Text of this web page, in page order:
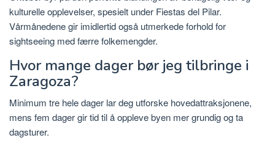
kulturelle opplevelser, spesielt under Fiestas del Pilar.
Vårmånedene gir imidlertid også utmerkede forhold for
sightseeing med færre folkemengder.
Hvor mange dager bør jeg tilbringe i
Zaragoza?
Minimum tre hele dager lar deg utforske hovedattraksjonene,
mens fem dager gir tid til å oppleve byen mer grundig og ta
dagsturer.